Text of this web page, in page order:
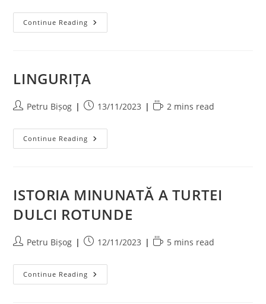
Continue Reading BAMBUSUL
LINGURIȚA
PostPetru Bișog
Post13/11/2023
Reading
2 mins read
Continue Reading LINGURIȚA
ISTORIA MINUNATĂ A TURTEI
DULCI ROTUNDE
PostPetru Bișog
Post12/11/2023
Reading
5 mins read
Continue Reading ISTORIA
MINUNATĂ